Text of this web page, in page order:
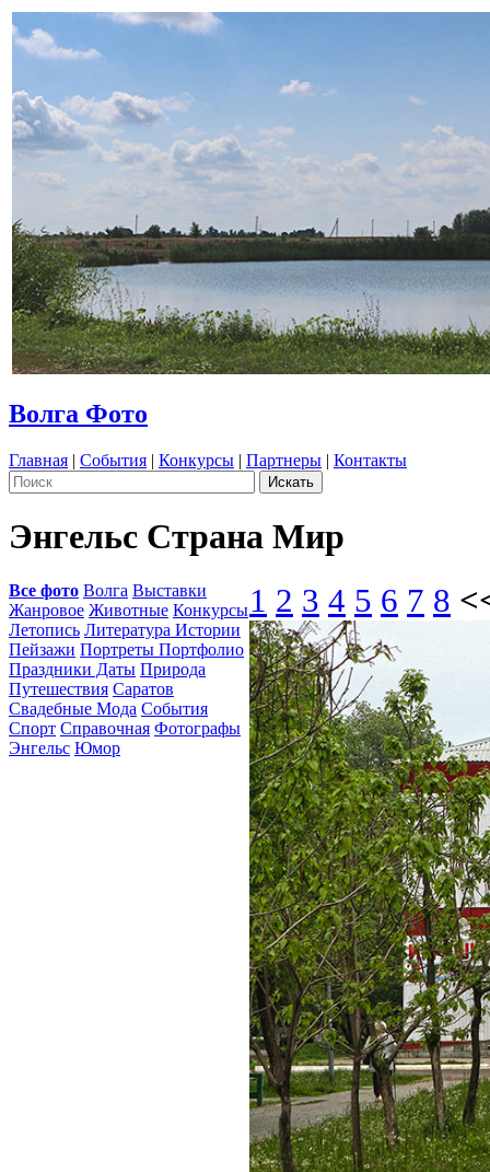
Волга Фото
Главная | События | Конкурсы | Партнеры | Контакты
Энгельс Страна Мир
Все фото Волга Выставки
Жанровое Животные Конкурсы
Летопись Литература Истории
Пейзажи Портреты Портфолио
Праздники Даты Природа
Путешествия Саратов
Свадебные Мода События
Спорт Справочная Фотографы
Энгельс Юмор
1 2 3 4 5 6 7 8